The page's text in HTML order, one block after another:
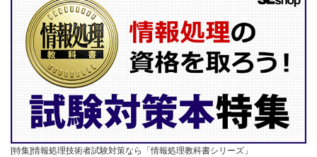
[特集]情報処理技術者試験対策なら「情報処理教科書シリーズ」